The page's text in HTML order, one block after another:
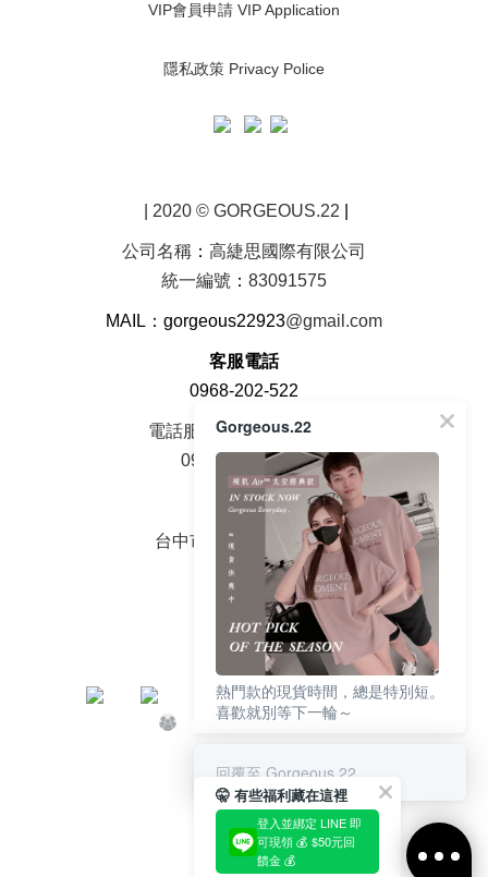
VIP會員申請 VIP Application
隱私政策 Privacy Police
| 2020 © GORGEOUS.22
公司名稱 ： 高緁思國際有限公司
統一編號 ： 83091575
MAIL：gorgeous22923@gmail.com
客服電話
0968-202-522
電話服務時間周一至周五
09：00 - 18：00
面交地址
台中市大雅區中山路2號
Gorgeous.22
熱門款的現貨時間，總是特別短。
喜歡就別等下一輪～
回覆至 Gorgeous.22
🤫 有些福利藏在這裡
登入並綁定 LINE 即
可現領 💰 $50元回
饋金 💰